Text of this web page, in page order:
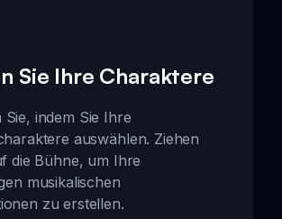
Sie Ihre Charaktere
Sie, indem Sie Ihre
auswählen. Ziehen
die Bühne, um Ihre
musikalischen
zu erstellen.